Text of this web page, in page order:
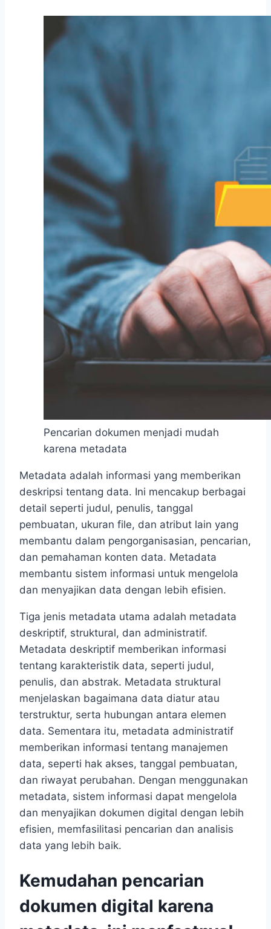
Pencarian dokumen menjadi mudah
karena metadata
Metadata adalah informasi yang memberikan
deskripsi tentang data. Ini mencakup berbagai
detail seperti judul, penulis, tanggal
pembuatan, ukuran file, dan atribut lain yang
membantu dalam pengorganisasian, pencarian,
dan pemahaman konten data. Metadata
membantu sistem informasi untuk mengelola
dan menyajikan data dengan lebih efisien.
Tiga jenis metadata utama adalah metadata
deskriptif, struktural, dan administratif.
Metadata deskriptif memberikan informasi
tentang karakteristik data, seperti judul,
penulis, dan abstrak. Metadata struktural
menjelaskan bagaimana data diatur atau
terstruktur, serta hubungan antara elemen
data. Sementara itu, metadata administratif
memberikan informasi tentang manajemen
data, seperti hak akses, tanggal pembuatan,
dan riwayat perubahan. Dengan menggunakan
metadata, sistem informasi dapat mengelola
dan menyajikan dokumen digital dengan lebih
efisien, memfasilitasi pencarian dan analisis
data yang lebih baik.
Kemudahan pencarian
dokumen digital karena